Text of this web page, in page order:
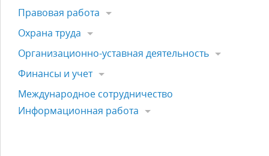
Правовая работа
Охрана труда
Организационно-уставная деятельность
Финансы и учет
Международное сотрудничество
Информационная работа